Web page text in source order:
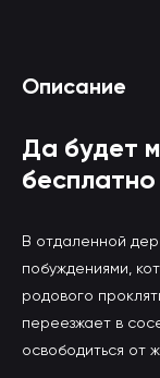
(вы будете
Описание
Да будет
бесплатно
В отдаленной
побуждениями,
родового
переезжает в
освободиться от